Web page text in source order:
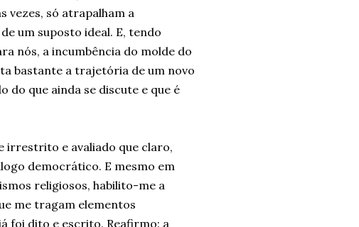
vezes, só atrapalham a
um suposto ideal. E, tendo
nós, a incumbência do molde do
bastante a trajetória de um novo
que ainda se discute e que é
irrestrito e avaliado que claro,
democrático. E mesmo em
religiosos, habilito-me a
me tragam elementos
foi dito e escrito. Reafirmo: a